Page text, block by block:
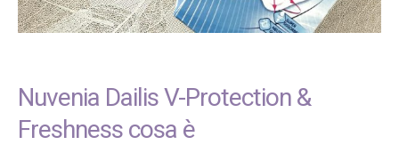
Nuvenia Dailis V-Protection &
Freshness cosa è